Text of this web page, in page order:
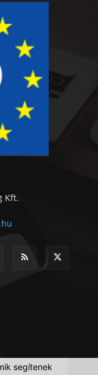
Kft.
segítenek